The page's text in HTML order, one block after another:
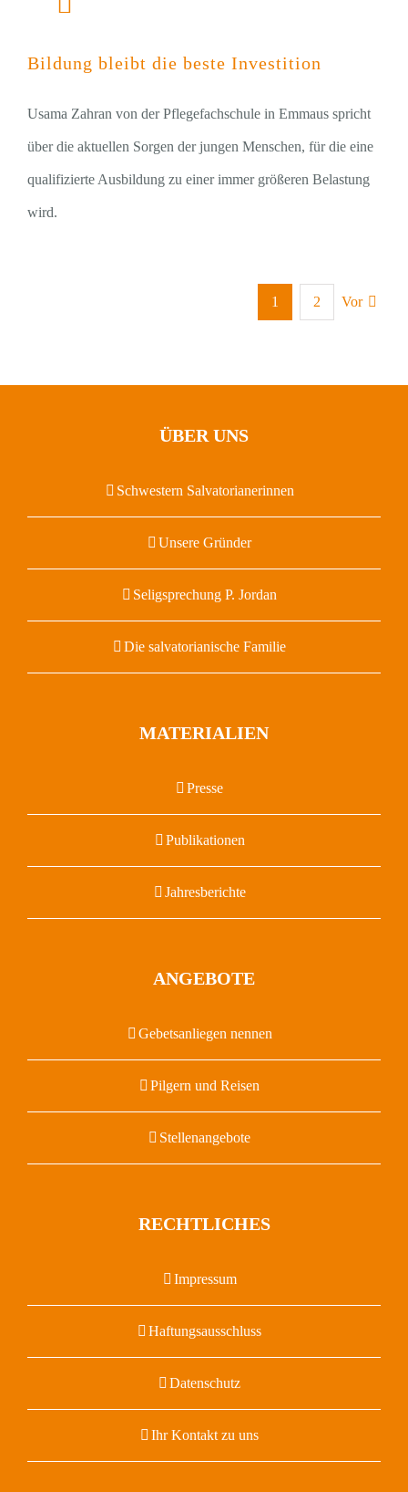
Bildung bleibt die beste Investition
Usama Zahran von der Pflegefachschule in Emmaus spricht
über die aktuellen Sorgen der jungen Menschen, für die eine
qualifizierte Ausbildung zu einer immer größeren Belastung
wird.
1 2 Vor
ÜBER UNS
Schwestern Salvatorianerinnen
Unsere Gründer
Seligsprechung P. Jordan
Die salvatorianische Familie
MATERIALIEN
Presse
Publikationen
Jahresberichte
ANGEBOTE
Gebetsanliegen nennen
Pilgern und Reisen
Stellenangebote
RECHTLICHES
Impressum
Haftungsausschluss
Datenschutz
Ihr Kontakt zu uns